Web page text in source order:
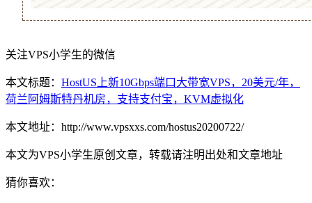
关注VPS小学生的微信
本文标题： HostUS上新10Gbps端口大带宽VPS，20美元/年，
荷兰阿姆斯特丹机房，支持支付宝，KVM虚拟化
本文地址：http://www.vpsxxs.com/hostus20200722/
本文为VPS小学生原创文章，转载请注明出处和文章地址
猜你喜欢：